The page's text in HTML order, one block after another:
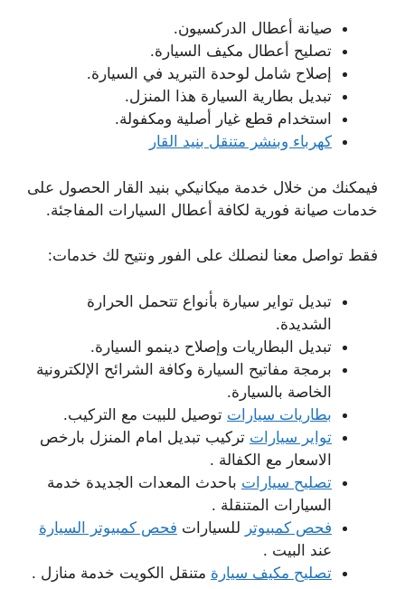
صيانة أعطال الدركسيون.
تصليح أعطال مكيف السيارة.
إصلاح شامل لوحدة التبريد في السيارة.
تبديل بطارية السيارة هذا المنزل.
استخدام قطع غيار أصلية ومكفولة.
كهرباء وبنشر متنقل بنيد القار
فيمكنك من خلال خدمة ميكانيكي بنيد القار الحصول على
خدمات صيانة فورية لكافة أعطال السيارات المفاجئة.
فقط تواصل معنا لنصلك على الفور ونتيح لك خدمات:
تبديل تواير سيارة بأنواع تتحمل الحرارة
الشديدة.
تبديل البطاريات وإصلاح دينمو السيارة.
برمجة مفاتيح السيارة وكافة الشرائح الإلكترونية
الخاصة بالسيارة.
بطاريات سيارات توصيل للبيت مع التركيب.
تواير سيارات تركيب تبديل امام المنزل بارخص
الاسعار مع الكفالة .
تصليح سيارات باحدث المعدات الجديدة خدمة
السيارات المتنقلة .
فحص كمبيوتر للسيارات فحص كمبيوتر السيارة
عند البيت .
تصليح مكيف سيارة متنقل الكويت خدمة منازل .